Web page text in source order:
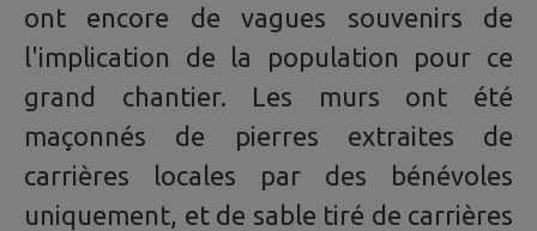
ont encore de vagues souvenirs de
l'implication de la population pour ce
grand chantier. Les murs ont été
maçonnés de pierres extraites de
carrières locales par des bénévoles
uniquement, et de sable tiré de carrières